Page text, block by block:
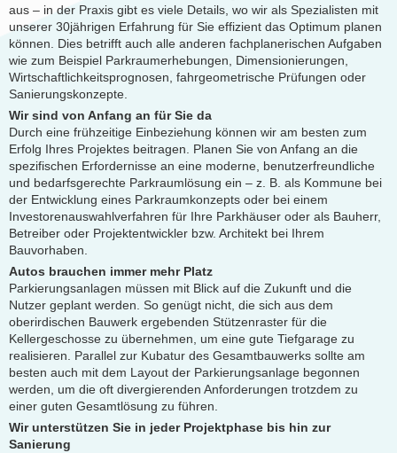
aus – in der Praxis gibt es viele Details, wo wir als Spezialisten mit
unserer 30jährigen Erfahrung für Sie effizient das Optimum planen
können. Dies betrifft auch alle anderen fachplanerischen Aufgaben
wie zum Beispiel Parkraumerhebungen, Dimensionierungen,
Wirtschaftlichkeitsprognosen, fahrgeometrische Prüfungen oder
Sanierungskonzepte.
Wir sind von Anfang an für Sie da
Durch eine frühzeitige Einbeziehung können wir am besten zum
Erfolg Ihres Projektes beitragen. Planen Sie von Anfang an die
spezifischen Erfordernisse an eine moderne, benutzerfreundliche
und bedarfsgerechte Parkraumlösung ein – z. B. als Kommune bei
der Entwicklung eines Parkraumkonzepts oder bei einem
Investorenauswahlverfahren für Ihre Parkhäuser oder als Bauherr,
Betreiber oder Projektentwickler bzw. Architekt bei Ihrem
Bauvorhaben.
Autos brauchen immer mehr Platz
Parkierungsanlagen müssen mit Blick auf die Zukunft und die
Nutzer geplant werden. So genügt nicht, die sich aus dem
oberirdischen Bauwerk ergebenden Stützenraster für die
Kellergeschosse zu übernehmen, um eine gute Tiefgarage zu
realisieren. Parallel zur Kubatur des Gesamtbauwerks sollte am
besten auch mit dem Layout der Parkierungsanlage begonnen
werden, um die oft divergierenden Anforderungen trotzdem zu
einer guten Gesamtlösung zu führen.
Wir unterstützen Sie in jeder Projektphase bis hin zur
Sanierung